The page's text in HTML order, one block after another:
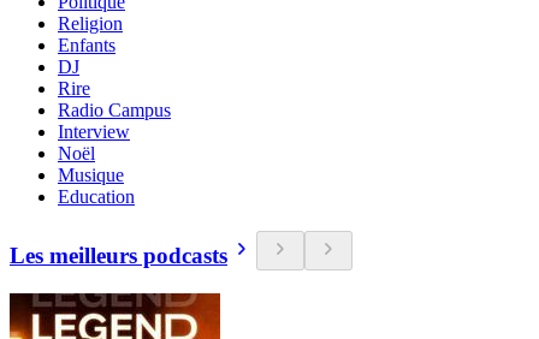
Religion
Enfants
DJ
Rire
Radio Campus
Interview
Noël
Musique
Education
Les meilleurs podcasts